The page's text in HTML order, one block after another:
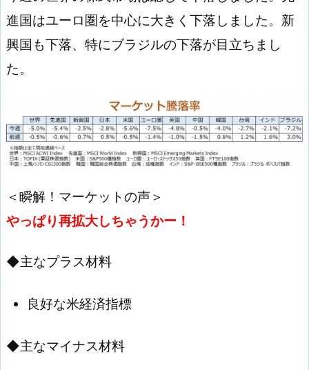
進国はユーロ圏を中心に大きく下落しました。新
興国も下落、特にブラジルの下落が目立ちまし
た。
＜瞬解！マーケットの声＞
やっぱり再拡大しちゃうかー！
◆主なプラス材料
良好な米経済指標
◆主なマイナス材料